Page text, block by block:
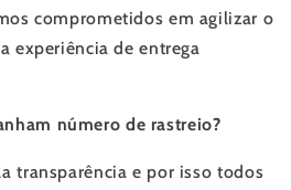
comprometidos em agilizar o
experiência de entrega
número de rastreio?
transparência e por isso todos